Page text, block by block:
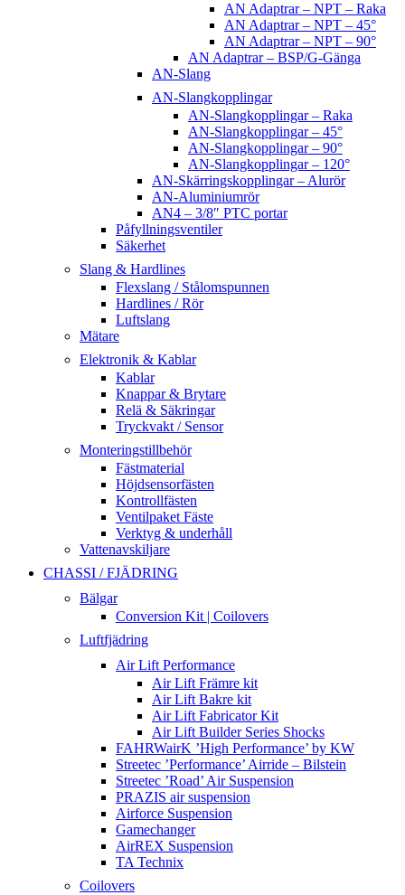
AN Adaptrar – NPT – Raka
AN Adaptrar – NPT – 45°
AN Adaptrar – NPT – 90°
AN Adaptrar – BSP/G-Gänga
AN-Slang
AN-Slangkopplingar
AN-Slangkopplingar – Raka
AN-Slangkopplingar – 45°
AN-Slangkopplingar – 90°
AN-Slangkopplingar – 120°
AN-Skärringskopplingar – Alurör
AN-Aluminiumrör
AN4 – 3/8″ PTC portar
Påfyllningsventiler
Säkerhet
Slang & Hardlines
Flexslang / Stålomspunnen
Hardlines / Rör
Luftslang
Mätare
Elektronik & Kablar
Kablar
Knappar & Brytare
Relä & Säkringar
Tryckvakt / Sensor
Monteringstillbehör
Fästmaterial
Höjdsensorfästen
Kontrollfästen
Ventilpaket Fäste
Verktyg & underhåll
Vattenavskiljare
CHASSI / FJÄDRING
Bälgar
Conversion Kit | Coilovers
Luftfjädring
Air Lift Performance
Air Lift Främre kit
Air Lift Bakre kit
Air Lift Fabricator Kit
Air Lift Builder Series Shocks
FAHRWairK ’High Performance’ by KW
Streetec ’Performance’ Airride – Bilstein
Streetec ’Road’ Air Suspension
PRAZIS air suspension
Airforce Suspension
Gamechanger
AirREX Suspension
TA Technix
Coilovers